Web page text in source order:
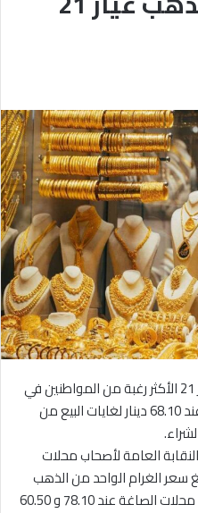
هرمنا-بلغ سعر بيع غرام الذهب عيار 21 الأكثر رغبة من المواطنين في
السوق المحلية، صباح اليوم الاثنين، عند 68.10 دينار لغايات البيع من
العامة لأصحاب محلات
سعر الغرام الواحد من الذهب
عيارات 24 و18 و 14 لغايات البيع من محلات الصاغة عند 78.10 و 60.50